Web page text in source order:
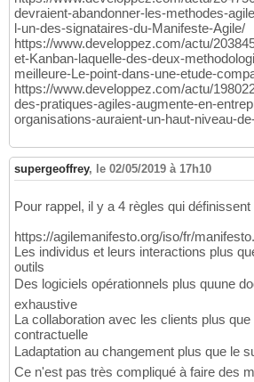
devraient-abandonner-les-methodes-
l-un-des-signataires-du-Manifeste-Agile/
https://www.developpez.com/actu/
et-Kanban-laquelle-des-deux-
meilleure-Le-point-dans-une-etude-
https://www.developpez.com/actu/
des-pratiques-agiles-augmente-en-
organisations-auraient-un-haut-niveau-
supergeoffrey, le 02/05/2019 à 17h10
Pour rappel, il y a 4 règles qui
https://agilemanifesto.org/iso/fr/
Les individus et leurs interactions plus
outils
Des logiciels opérationnels plus quune
exhaustive
La collaboration avec les clients plus que
contractuelle
Ladaptation au changement plus que le
Ce n'est pas très compliqué à faire des